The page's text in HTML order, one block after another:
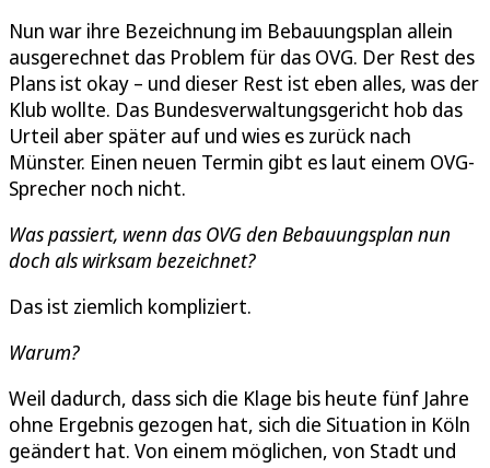
Nun war ihre Bezeichnung im Bebauungsplan allein
ausgerechnet das Problem für das OVG. Der Rest des
Plans ist okay – und dieser Rest ist eben alles, was der
Klub wollte. Das Bundesverwaltungsgericht hob das
Urteil aber später auf und wies es zurück nach
Münster. Einen neuen Termin gibt es laut einem OVG-
Sprecher noch nicht.
Was passiert, wenn das OVG den Bebauungsplan nun
doch als wirksam bezeichnet?
Das ist ziemlich kompliziert.
Warum?
Weil dadurch, dass sich die Klage bis heute fünf Jahre
ohne Ergebnis gezogen hat, sich die Situation in Köln
geändert hat. Von einem möglichen, von Stadt und